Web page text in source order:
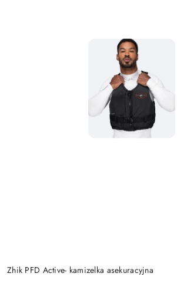
Zhik PFD Active- kamizelka asekuracyjna